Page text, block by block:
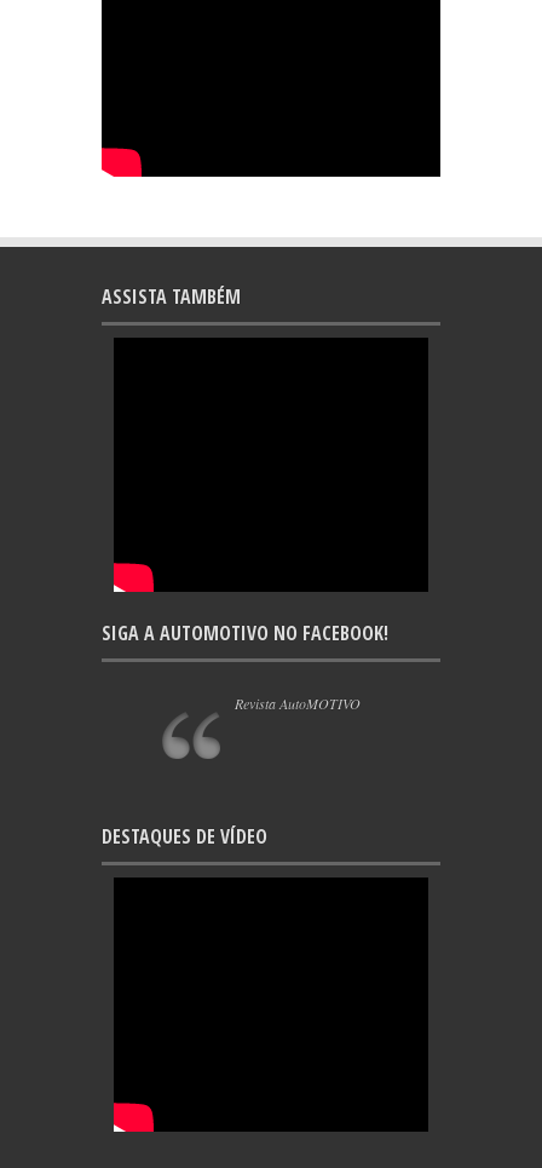
ASSISTA TAMBÉM
SIGA A AUTOMOTIVO NO FACEBOOK!
Revista AutoMOTIVO
DESTAQUES DE VÍDEO